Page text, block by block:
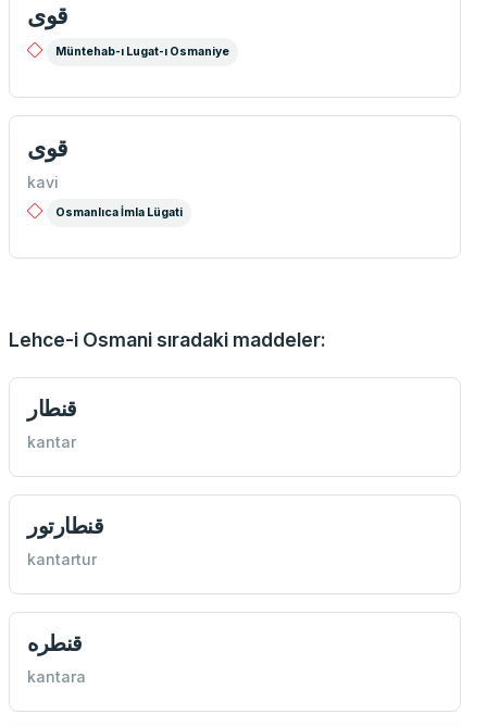
قوی
Müntehab-ı Lugat-ı Osmaniye
قوی
kavi
Osmanlıca İmla Lügati
Lehce-i Osmani sıradaki maddeler:
قنطار
kantar
قنطارتور
kantartur
قنطره
kantara